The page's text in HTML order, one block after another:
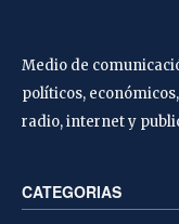
Medio de
políticos,
radio, internet y
CATEGORIAS